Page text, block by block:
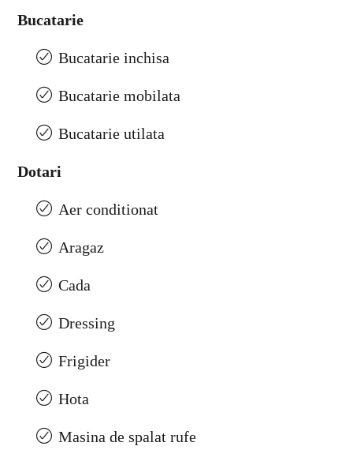
Bucatarie
Bucatarie inchisa
Bucatarie mobilata
Bucatarie utilata
Dotari
Aer conditionat
Aragaz
Cada
Dressing
Frigider
Hota
Masina de spalat rufe